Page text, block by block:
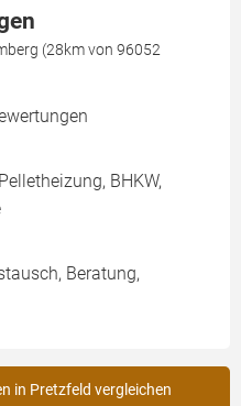
(28km von 96052
BHKW,
Beratung,
in Pretzfeld vergleichen